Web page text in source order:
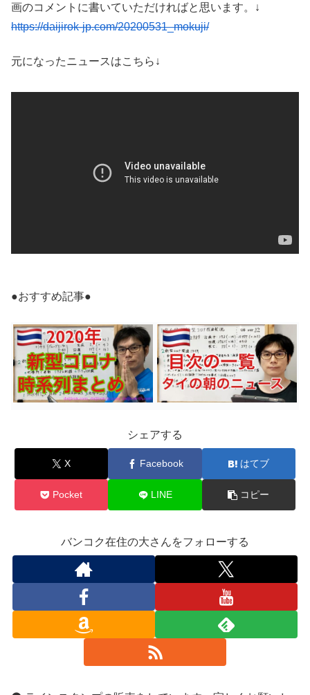
画のコメントに書いていただければと思います。↓
https://daijirok-jp.com/20200531_mokuji/
元になったニュースはこちら↓
●おすすめ記事●
シェアする
X Facebook はてブ
Pocket LINE コピー
バンコク在住の大さんをフォローする